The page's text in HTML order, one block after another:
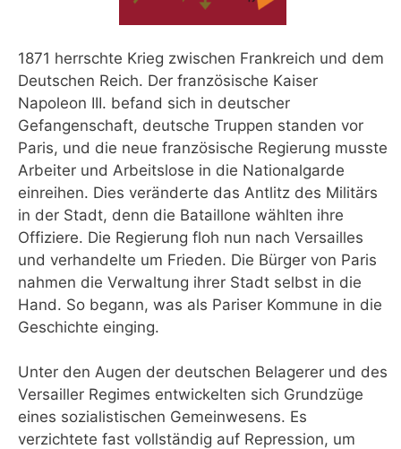
1871 herrschte Krieg zwischen Frankreich und dem
Deutschen Reich. Der französische Kaiser
Napoleon III. befand sich in deutscher
Gefangenschaft, deutsche Truppen standen vor
Paris, und die neue französische Regierung musste
Arbeiter und Arbeitslose in die Nationalgarde
einreihen. Dies veränderte das Antlitz des Militärs
in der Stadt, denn die Bataillone wählten ihre
Offiziere. Die Regierung floh nun nach Versailles
und verhandelte um Frieden. Die Bürger von Paris
nahmen die Verwaltung ihrer Stadt selbst in die
Hand. So begann, was als Pariser Kommune in die
Geschichte einging.
Unter den Augen der deutschen Belagerer und des
Versailler Regimes entwickelten sich Grundzüge
eines sozialistischen Gemeinwesens. Es
verzichtete fast vollständig auf Repression, um